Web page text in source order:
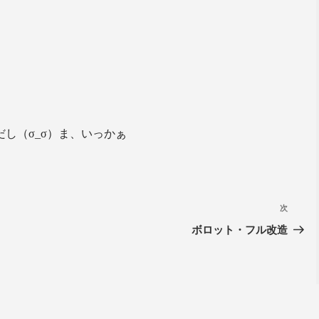
し（σ_σ）ま、いっかぁ
次
ボロット・フル改造